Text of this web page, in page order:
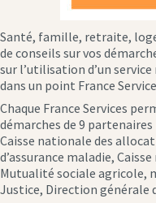
Santé, famille, retraite,
de conseils sur vos
sur l’utilisation d’un
dans un point France
Chaque France Services
démarches de 9
Caisse nationale des
d’assurance maladie,
Mutualité sociale agricole,
Justice, Direction générale